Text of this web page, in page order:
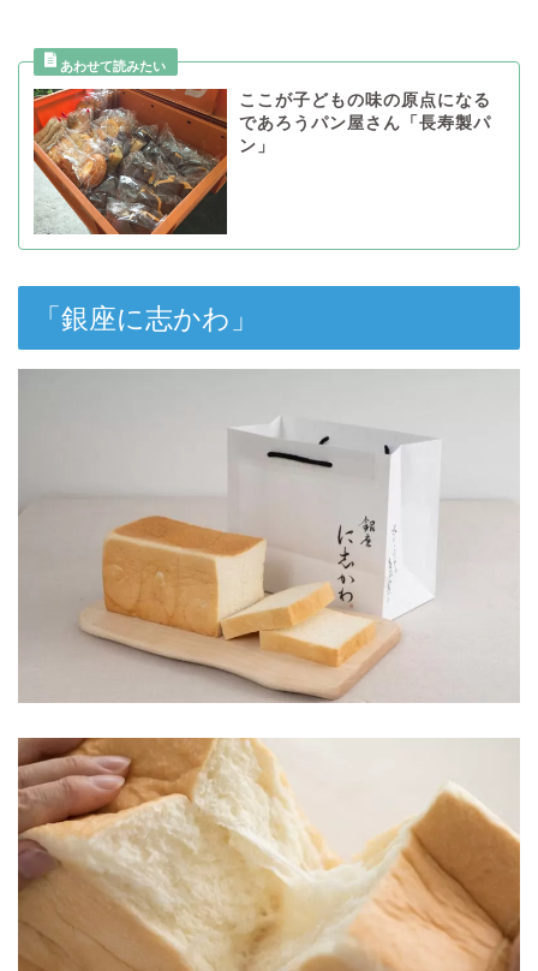
ここが子どもの味の原点になる
であろうパン屋さん「長寿製パ
ン」
「銀座に志かわ」